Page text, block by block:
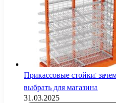
Прикассовые стойки:
выбрать для магазина
31.03.2025